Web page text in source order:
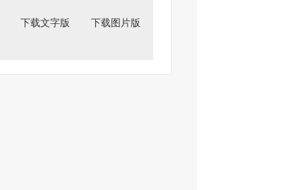
下载文字版 下载图片版